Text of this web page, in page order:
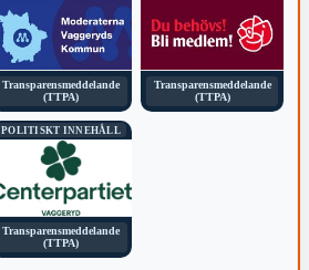
Transparensmeddelande
(TTPA)
Transparensmeddelande
(TTPA)
POLITISKT INNEHÅLL
Transparensmeddelande
(TTPA)